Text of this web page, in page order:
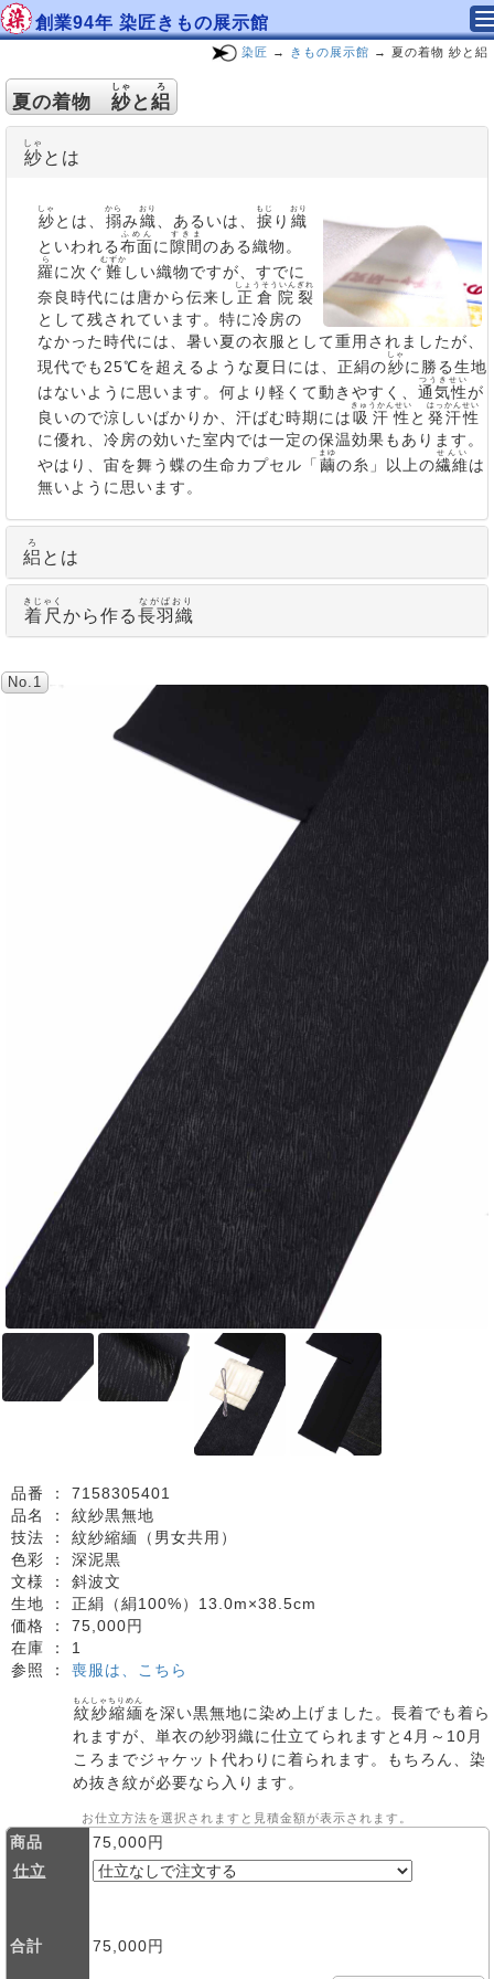
創業94年 染匠きもの展示館
染匠 → きもの展示館 → 夏の着物 紗と絽
夏の着物紗
しゃ
と絽
ろ
紗
しゃ
とは
紗
しゃ
とは、 搦
から
み織
おり
、あるいは、 捩
もじ
り 織
おり
といわれる布面
ふめん
に 隙間
すきま
のある織物。
羅
ら
に次ぐ 難
むずか
しい織物ですが、すでに
奈良時代には唐から伝来し 正倉院
しょうそういん
裂
ぎれ
として残されています。特に冷房の
なかった時代には、暑い夏の衣服として重用されましたが、
現代でも25℃を超えるような夏日には、正絹の紗
しゃ
に勝る生地
はないように思います。何より軽くて動きやすく、 通気性
つうきせい
が
良いので涼しいばかりか、汗ばむ時期には吸汗性
きゅうかんせい
と 発汗性
はっかんせい
に優れ、冷房の効いた室内では一定の保温効果もあります。
やはり、宙を舞う蝶の生命カプセル「 繭
まゆ
の糸」以上の繊維
せんい
は
無いように思います。
絽
ろ
とは
着尺
きじゃく
から作る長羽織
ながばおり
No.1
品番 ： 7158305401
品名 ： 紋紗黒無地
技法 ： 紋紗縮緬（男女共用）
色彩 ： 深泥黒
文様 ： 斜波文
生地 ： 正絹（絹100%）13.0m×38.5cm
価格 ： 75,000円
在庫 ： 1
参照 ： 喪服は、こちら
紋紗縮緬
もんしゃちりめん
を深い黒無地に染め上げました。長着でも着ら
れますが、単衣の紗羽織に仕立てられますと4月～10月
ころまでジャケット代わりに着られます。もちろん、染
め抜き紋が必要なら入ります。
お仕立方法を選択されますと見積金額が表示されます。
商品
75,000円
仕立
合計 75,000円